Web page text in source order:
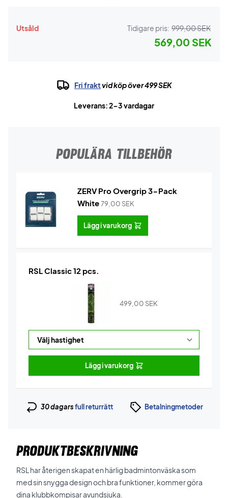
Utsåld Tidigare pris: 999,00 SEK
569,00 SEK
Fri fraktvid köp över 499 SEK
Leverans: 2-3 vardagar
POPULÄRA TILLBEHÖR
ZERV Pro Overgrip 3-Pack
White79,00 SEK
Lägg i varukorg
RSL Classic 12 pcs.
499,00 SEK
Lägg i varukorg
30 dagarsfull returrätt Betalningmetoder
PRODUKTBESKRIVNING
RSL har återigen skapat en härlig badmintonväska som
med sin snygga design och bra funktioner, kommer göra
dina klubbkompisar avundsjuka.